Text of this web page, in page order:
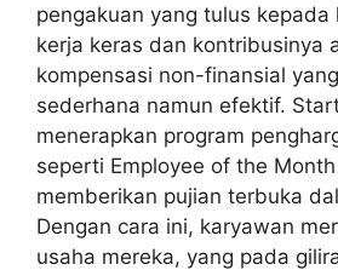
pengakuan yang tulus kepada
kerja keras dan kontribusinya
kompensasi non-finansial
sederhana namun efektif.
menerapkan program
seperti Employee of the
memberikan pujian terbuka
Dengan cara ini, karyawan
usaha mereka, yang pada